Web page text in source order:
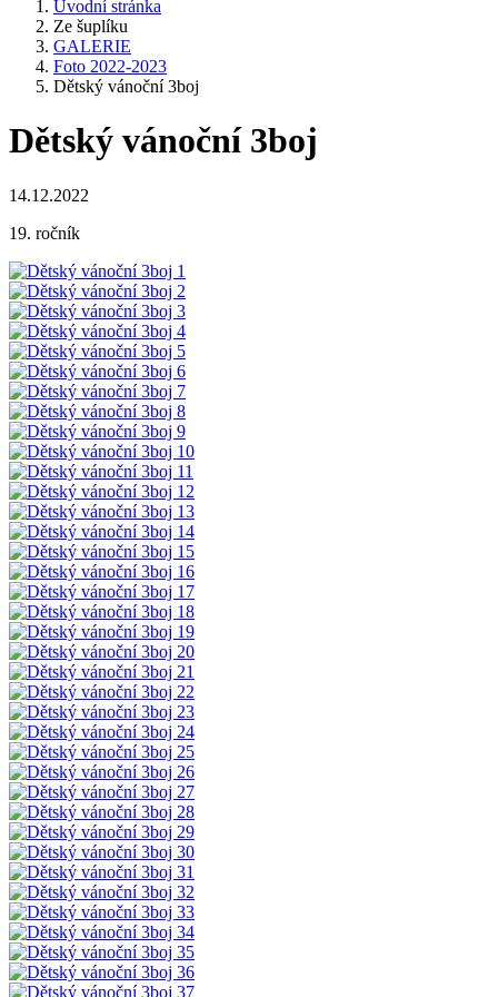
Úvodní stránka
Ze šuplíku
GALERIE
Foto 2022-2023
Dětský vánoční 3boj
Dětský vánoční 3boj
14.12.2022
19. ročník